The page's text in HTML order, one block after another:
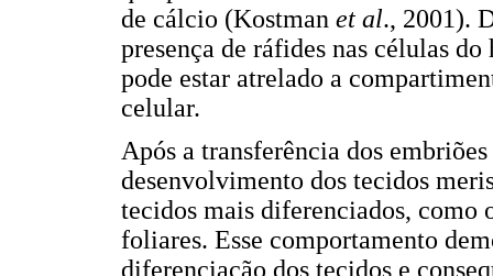
de cálcio (Kostman et al., 2001).
presença de ráfides nas células
pode estar atrelado a
celular.
Após a transferência dos
desenvolvimento dos tecidos
tecidos mais diferenciados, como
foliares. Esse comportamento
diferenciação dos tecidos e